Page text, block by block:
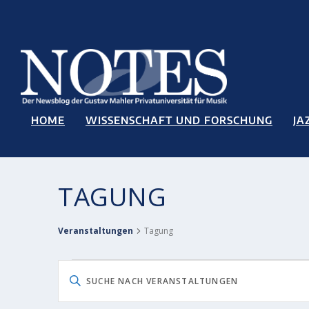
HOME WISSENSCHAFT UND FORSCHUNG
TAGUNG
Veranstaltungen Tagung
FÜR
SUCHE
Bitte